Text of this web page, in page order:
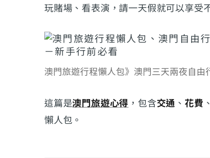
玩賭場、看表演，請一天假就可以享受
澳門旅遊行程懶人包》澳門三天兩夜自
這篇是澳門旅遊心得 ，包含交通 、花費
懶人包。